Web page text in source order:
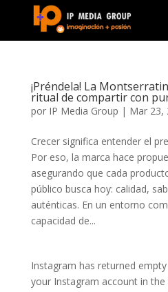
¡Préndela! La
ritual de compartir con
por IP Media Group | Mar 23,
Crecer significa entender el
Por eso, la marca hace
asegurando que cada
público busca hoy: calidad,
auténticas. En un entorno
capacidad de...
Instagram has returned
your Instagram account in the